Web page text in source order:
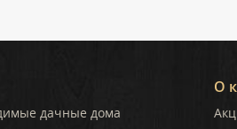
дачные дома
О